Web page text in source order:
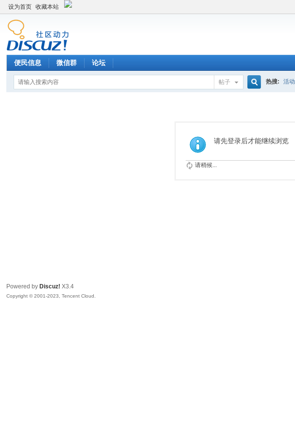
设为首页 收藏本站
便民信息 微信群 论坛
帖子
索
热搜: 活动
请先登录后才能继续浏览
请稍候...
Powered by Discuz! X3.4
Copyright © 2001-2023, Tencent Cloud.